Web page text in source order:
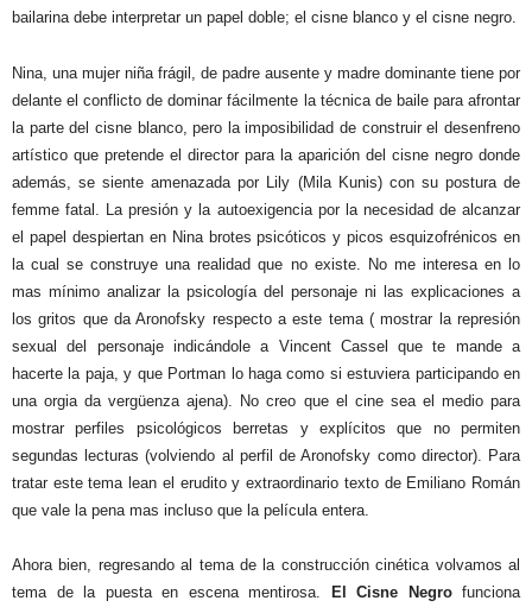
bailarina debe interpretar un papel doble; el cisne blanco y el cisne negro.
Nina, una mujer niña frágil, de padre ausente y madre dominante tiene por
delante el conflicto de dominar fácilmente la técnica de baile para afrontar
la parte del cisne blanco, pero la imposibilidad de construir el desenfreno
artístico que pretende el director para la aparición del cisne negro donde
además, se siente amenazada por Lily (Mila Kunis) con su postura de
femme fatal. La presión y la autoexigencia por la necesidad de alcanzar
el papel despiertan en Nina brotes psicóticos y picos esquizofrénicos en
la cual se construye una realidad que no existe. No me interesa en lo
mas mínimo analizar la psicología del personaje ni las explicaciones a
los gritos que da Aronofsky respecto a este tema ( mostrar la represión
sexual del personaje indicándole a Vincent Cassel que te mande a
hacerte la paja, y que Portman lo haga como si estuviera participando en
una orgia da vergüenza ajena). No creo que el cine sea el medio para
mostrar perfiles psicológicos berretas y explícitos que no permiten
segundas lecturas (volviendo al perfil de Aronofsky como director). Para
tratar este tema lean el erudito y extraordinario texto de Emiliano Román
que vale la pena mas incluso que la película entera.
Ahora bien, regresando al tema de la construcción cinética volvamos al
tema de la puesta en escena mentirosa.
El Cisne Negrofunciona